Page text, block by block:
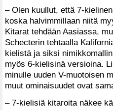
– Olen kuullut, että 7-
koska halvimmillaan niitä
Kitarat tehdään Aasiassa,
Schecterin tehtaalla
kielistä ja siksi
myös 6-kielisinä versioina.
minulle uuden V-muotoisen
muut ominaisuudet ovat
– 7-kielisiä kitaroita näkee